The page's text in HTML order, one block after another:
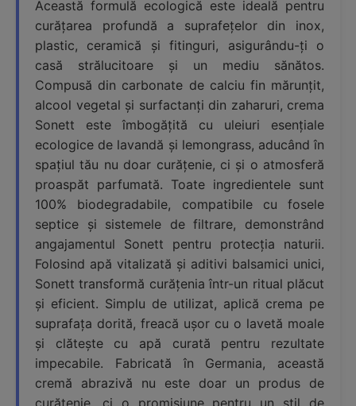
Această formulă ecologică este ideală pentru
curățarea profundă a suprafețelor din inox,
plastic, ceramică și fitinguri, asigurându-ți o
casă strălucitoare și un mediu sănătos.
Compusă din carbonate de calciu fin mărunțit,
alcool vegetal și surfactanți din zaharuri, crema
Sonett este îmbogățită cu uleiuri esențiale
ecologice de lavandă și lemongrass, aducând în
spațiul tău nu doar curățenie, ci și o atmosferă
proaspăt parfumată. Toate ingredientele sunt
100% biodegradabile, compatibile cu fosele
septice și sistemele de filtrare, demonstrând
angajamentul Sonett pentru protecția naturii.
Folosind apă vitalizată și aditivi balsamici unici,
Sonett transformă curățenia într-un ritual plăcut
și eficient. Simplu de utilizat, aplică crema pe
suprafața dorită, freacă ușor cu o lavetă moale
și clătește cu apă curată pentru rezultate
impecabile. Fabricată în Germania, această
cremă abrazivă nu este doar un produs de